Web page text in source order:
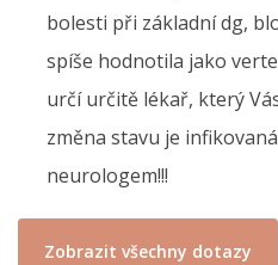
bolesti při základní dg,
spíše hodnotila jako
určí určitě lékař, který
změna stavu je
neurologem!!!
Zobrazit všechny dotazy